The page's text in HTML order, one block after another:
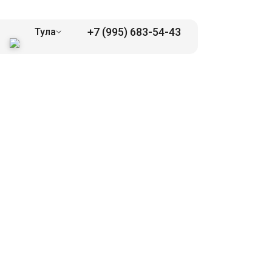
Тула +7 (995) 683-54-43